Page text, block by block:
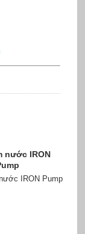
nước IRON